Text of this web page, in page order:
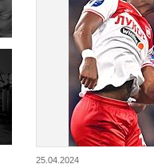
25.04.2024